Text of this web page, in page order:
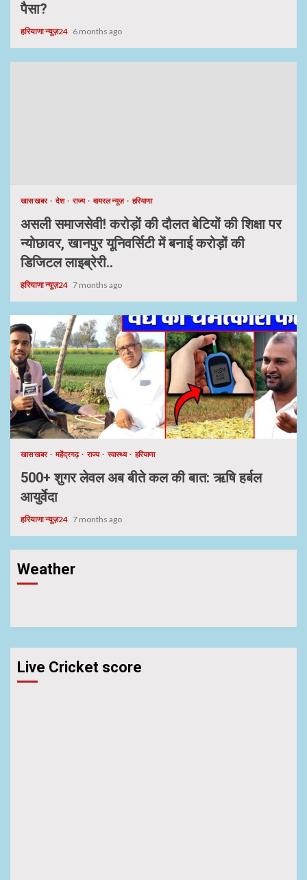
पैसा?
हरियाणा न्यूज़24 6 months ago
खास खबर देश राज्य वायरल न्यूज़ हरियाणा
असली समाजसेवी! करोड़ों की दौलत बेटियों की शिक्षा पर
न्योछावर, खानपुर यूनिवर्सिटी में बनाई करोड़ों की
डिजिटल लाइब्रेरी..
हरियाणा न्यूज़24 7 months ago
खास खबर महेंद्रगढ़ राज्य स्वास्थ्य हरियाणा
500+ शुगर लेवल अब बीते कल की बात: ऋषि हर्बल
आयुर्वेदा
हरियाणा न्यूज़24 7 months ago
Weather
Live Cricket score